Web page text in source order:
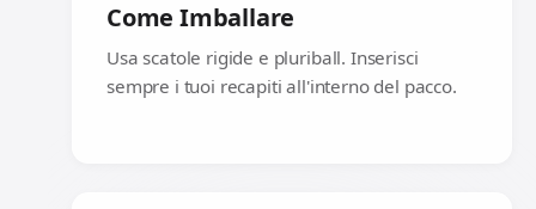
Come Imballare
Usa scatole rigide e pluriball. Inserisci
sempre i tuoi recapiti all'interno del pacco.